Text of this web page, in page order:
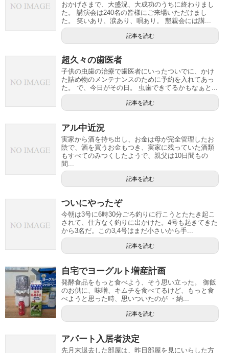
おかげさまで、大盛況、大成功のうちに終わりまし
た。 講演会は240名の皆様にご来場いただけまし
た。 笑いあり、涙あり、唄あり。 懇親会には講...
記事を読む
超久々の歯医者
子供の虫歯の治療で歯医者にいったついでに、かけ
た詰め物のメンテナンスのために予約を入れてあっ
た。 で、今日がその日。 虫歯できてるかもなぁと...
記事を読む
アル中近況
実家から酒を持ち出し、お金は母が完全管理したお
陰で、酒を買うお金もつき、実家に残っていた酒類
もすべてのみつくしたようで、親父は10日間もの
間...
記事を読む
ついにやったぞ
今朝は3号に6時30分ごろ釣りに行こうとたたき起こ
されて、仕方なく釣りに出かけた。4号も起きてきた
から3名だ。この3,4号はまだ小さいから手...
記事を読む
自宅でヨーグルト増産計画
発酵食品をもっと食べよう、そう思い立った。 御飯
のお供に、味噌、キムチを食べてるけど、もっと食
べようと思った時、思いついたのが ・納...
記事を読む
アパート入居者決定
先月末退去した部屋は、昨日部屋を見にいらした方